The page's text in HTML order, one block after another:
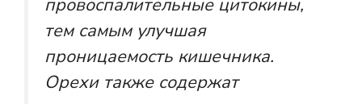
провоспалительные цитокины,
тем самым улучшая
проницаемость кишечника.
Орехи также содержат